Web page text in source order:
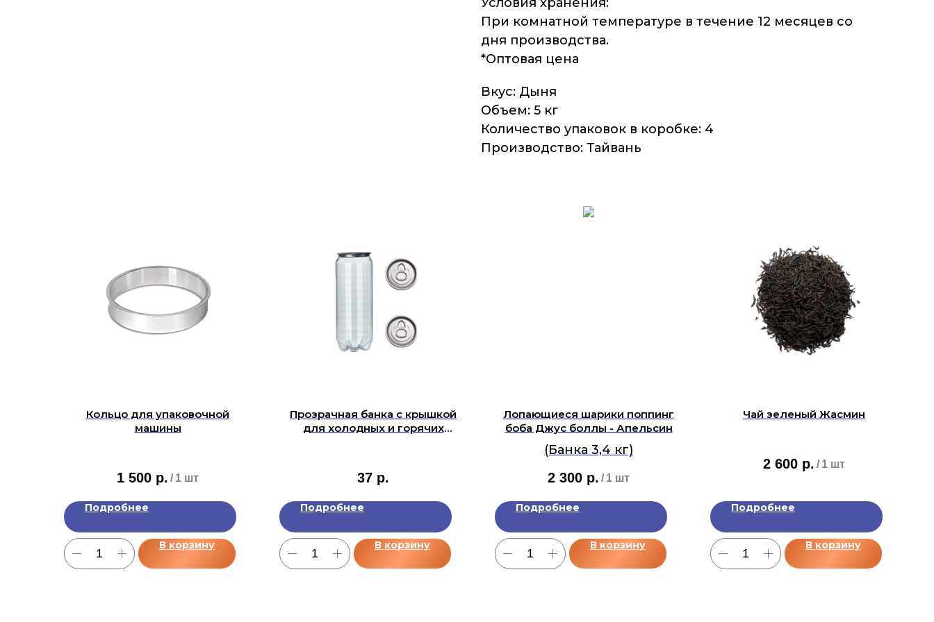
При комнатной температуре в течение 12 месяцев со
дня производства.
*Оптовая цена
Вкус: Дыня
Объем: 5 кг
Количество упаковок в коробке: 4
Производство: Тайвань
Кольцо для упаковочной
машины
1 500 р. / 1 шт
Подробнее
В корзину
Прозрачная банка с крышкой
для холодных и горячих
37 р.
Подробнее
В корзину
Лопающиеся шарики поппинг
боба Джус боллы - Апельсин
(Банка 3,4 кг)
2 300 р. / 1 шт
Подробнее
В корзину
Чай зеленый Жасмин
2 600 р. / 1 шт
Подробнее
В корзину